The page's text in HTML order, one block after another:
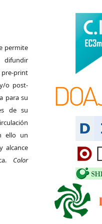
permite
print
o post-
para su
de su
ello un
alcance
Color